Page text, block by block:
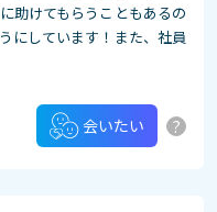
助けてもらうこともあるの
にしています！また、社員
会いたい ?